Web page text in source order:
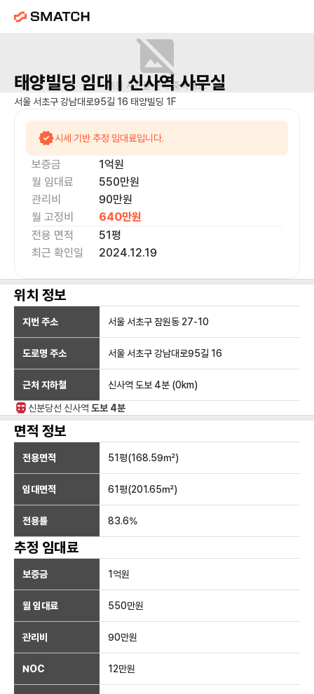
매물 사진을 준비 중이에요.
태양빌딩 임대 | 신사역사무실
서울 서초구 강남대로95길 16 태양빌딩 1F
시세 기반 추정 임대료입니다.
보증금 1억원
월 임대료
550만원
관리비
90만원
월 고정비
640만원
전용 면적
51평
최근 확인일
2024.12.19
위치 정보
지번 주소 서울 서초구 잠원동 27-10
도로명 주소 서울 서초구 강남대로95길 16
근처 지하철 신사역 도보 4분 (0km)
신분당선 신사역 도보 4분
면적 정보
전용면적 51평(168.59㎡)
임대면적 61평(201.65㎡)
전용률 83.6%
추정 임대료
보증금 1억원
월 임대료 550만원
관리비 90만원
NOC 12만원